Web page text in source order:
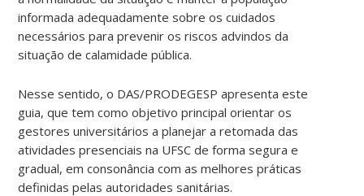
informada adequadamente sobre os cuidados
necessários para prevenir os riscos advindos da
situação de calamidade pública.
Nesse sentido, o DAS/PRODEGESP apresenta este
guia, que tem como objetivo principal orientar os
gestores universitários a planejar a retomada das
atividades presenciais na UFSC de forma segura e
gradual, em consonância com as melhores práticas
definidas pelas autoridades sanitárias.